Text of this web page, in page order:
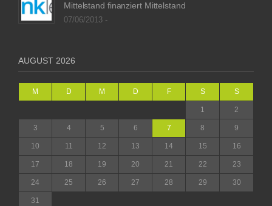
Mittelstand finanziert Mittelstand
07/06/2013 -
AUGUST 2026
M D M D F S S
1 2
3 4 5 6 7 8 9
10 11 12 13 14 15 16
17 18 19 20 21 22 23
24 25 26 27 28 29 30
31